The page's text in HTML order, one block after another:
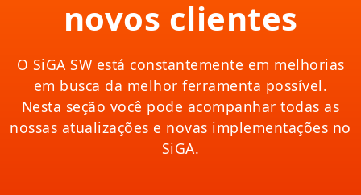
novos clientes
O SiGA SW está constantemente em melhorias
em busca da melhor ferramenta possível.
Nesta seção você pode acompanhar todas as
nossas atualizações e novas implementações no
SiGA.